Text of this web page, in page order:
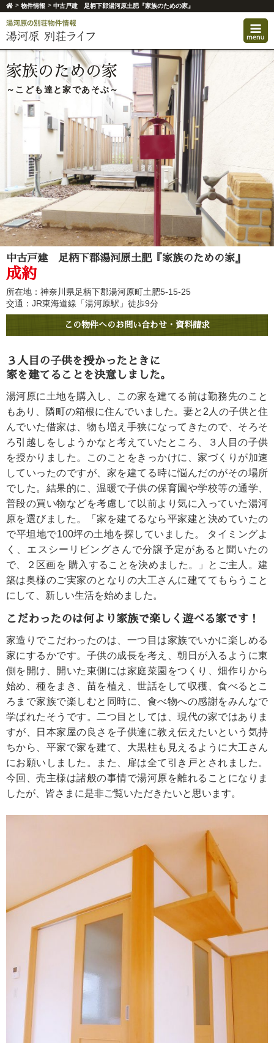
>物件情報 >中古戸建 足柄下郡湯河原土肥『家族のための家』
家族のための家
～こども達と家であそぶ～
中古戸建 足柄下郡湯河原土肥『家族のための家』
成約
所在地：神奈川県足柄下郡湯河原町土肥5-15-25
交通：JR東海道線「湯河原駅」徒歩9分
この物件へのお問い合わせ・資料請求
３人目の子供を授かったときに
家を建てることを決意しました。
湯河原に土地を購入し、この家を建てる前は勤務先のこと
もあり、隣町の箱根に住んでいました。妻と2人の子供と住
んでいた借家は、物も増え手狭になってきたので、そろそ
ろ引越しをしようかなと考えていたところ、３人目の子供
を授かりました。このことをきっかけに、家づくりが加速
していったのですが、家を建てる時に悩んだのがその場所
でした。結果的に、温暖で子供の保育園や学校等の通学、
普段の買い物などを考慮して以前より気に入っていた湯河
原を選びました。「家を建てるなら平家建と決めていたの
で平坦地で100坪の土地を探していました。 タイミングよ
く、エスシーリビングさんで分譲予定があると聞いたの
で、２区画を 購入することを決めました。」とご主人。建
築は奥様のご実家のとなりの大工さんに建ててもらうこと
にして、新しい生活を始めました。
こだわったのは何より家族で楽しく遊べる家です！
家造りでこだわったのは、一つ目は家族でいかに楽しめる
家にするかです。子供の成長を考え、朝日が入るように東
側を開け、開いた東側には家庭菜園をつくり、畑作りから
始め、種をまき、苗を植え、世話をして収穫、食べるとこ
ろまで家族で楽しむと同時に、食べ物への感謝をみんなで
学ばれたそうです。二つ目としては、現代の家ではありま
すが、日本家屋の良さを子供達に教え伝えたいという気持
ちから、平家で家を建て、大黒柱も見えるように大工さん
にお願いしました。また、扉は全て引き戸とされました。
今回、売主様は諸般の事情で湯河原を離れることになりま
したが、皆さまに是非ご覧いただきたいと思います。